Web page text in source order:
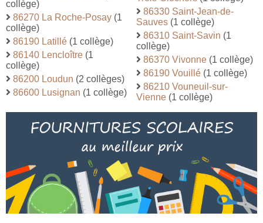
collège)
86270 La Roche-Posay (1
collège)
86190 Latillé (1 collège)
86140 Lencloître (1
collège)
86200 Loudun (2 collèges)
86600 Lusignan (1 collège)
86330 Saint-Jean-de-
Sauves (1 collège)
86310 Saint-Savin (1
collège)
86370 Vivonne (1 collège)
86190 Vouillé (1 collège)
86210 Vouneuil-sur-
Vienne (1 collège)